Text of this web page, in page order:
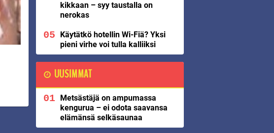
kikkaan – syy taustalla on
nerokas
Käytätkö hotellin Wi-Fiä? Yksi
pieni virhe voi tulla kalliiksi
UUSIMMAT
Metsästäjä on ampumassa
kengurua – ei odota saavansa
elämänsä selkäsaunaa